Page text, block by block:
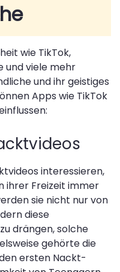
wie TikTok,
und viele mehr
und ihr geistiges
Apps wie TikTok
interessieren,
ihrer Freizeit immer
sie nicht nur von
diese
drängen, solche
gehörte die
ersten Nackt-